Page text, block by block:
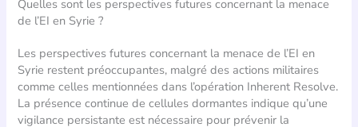
Quelles sont les perspectives futures concernant la menace
de l’EI en Syrie ?
Les perspectives futures concernant la menace de l’EI en
Syrie restent préoccupantes, malgré des actions militaires
comme celles mentionnées dans l’opération Inherent Resolve.
La présence continue de cellules dormantes indique qu’une
vigilance persistante est nécessaire pour prévenir la